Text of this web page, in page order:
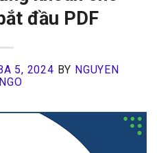
đầu PDF
5, 2024 BY NGUYEN